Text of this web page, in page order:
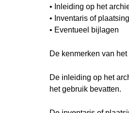
• Inleiding op het
• Inventaris of
• Eventueel bijlagen
De kenmerken van
De inleiding op het
het gebruik bevatten.